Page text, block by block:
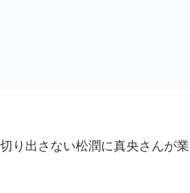
り出さない松潤に真央さんが業